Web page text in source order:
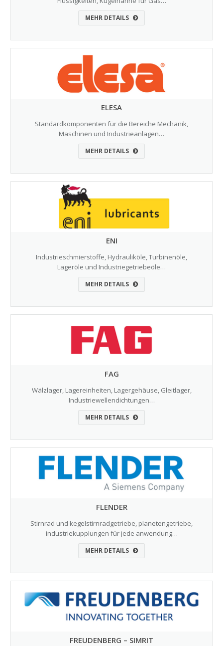
MEHR DETAILS
ELESA
Standardkomponenten für die Bereiche Mechanik,
Maschinen und Industrieanlagen…
MEHR DETAILS
ENI
Industrieschmierstoffe, Hydrauliköle, Turbinenöle,
Lageröle und Industriegetriebeöle…
MEHR DETAILS
FAG
Wälzlager, Lagereinheiten, Lagergehäuse, Gleitlager,
Industriewellendichtungen…
MEHR DETAILS
FLENDER
Stirnrad und kegelstirnradgetriebe, planetengetriebe,
industriekupplungen für jede anwendung…
MEHR DETAILS
FREUDENBERG – SIMRIT